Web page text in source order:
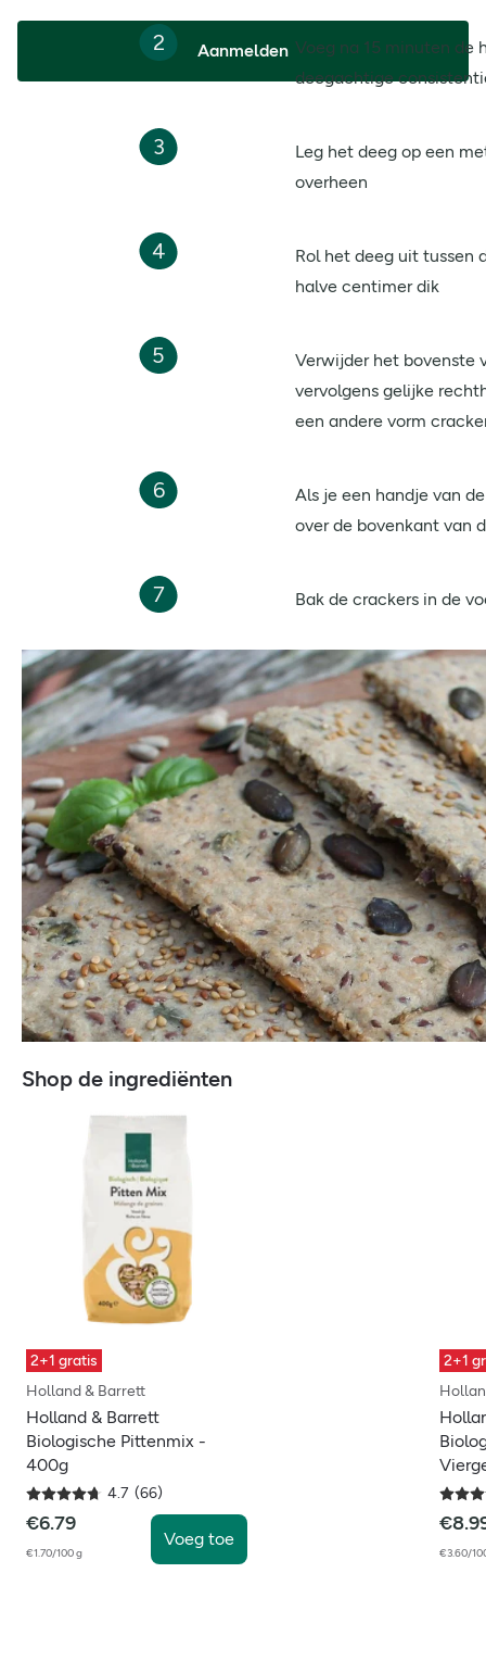
2
Voeg na 15 minuten de
deegachtige
3
Leg het deeg op een
overheen
4
Rol het deeg uit tussen
halve centimer dik
5
Verwijder het bovenste
vervolgens gelijke
een andere vorm
6
Als je een handje van
over de bovenkant van
7 Bak de crackers in de
Shop de ingrediënten
2+1 gratis
Holland & Barrett
Holland & Barrett
Biologische Pittenmix -
400g
4.7 (66)
€6.79
€1.70/100 g
Voeg toe
2+1
€
€3.60/
Aanmelden